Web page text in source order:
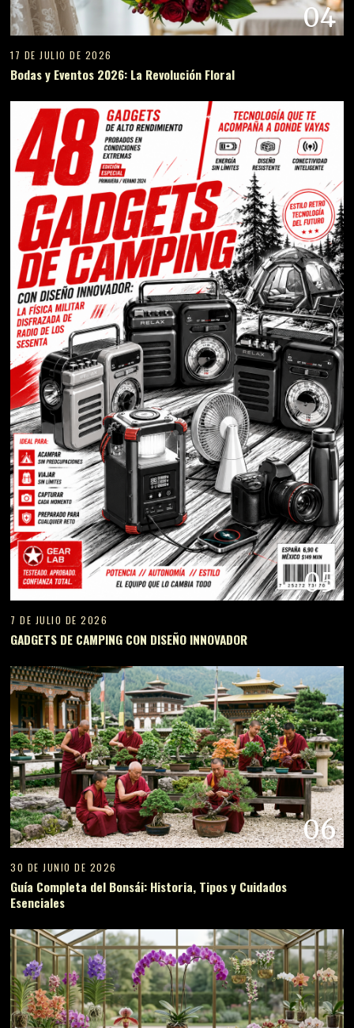
04
17 DE JULIO DE 2026
Bodas y Eventos 2026: La Revolución Floral
05
7 DE JULIO DE 2026
GADGETS DE CAMPING CON DISEÑO INNOVADOR
06
30 DE JUNIO DE 2026
Guía Completa del Bonsái: Historia, Tipos y Cuidados
Esenciales